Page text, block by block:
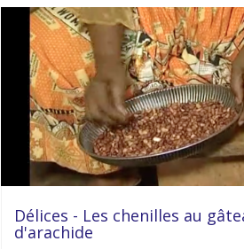
Délices - Les chenilles au
d'arachide